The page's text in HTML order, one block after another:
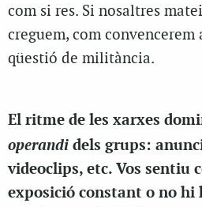
com si res. Si nosaltres
creguem, com convencerem
qüestió de militància.
El ritme de les xarxes
operandi dels grups:
videoclips, etc. Vos sentiu
exposició constant o no hi